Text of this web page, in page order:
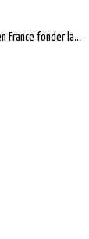
France fonder la...